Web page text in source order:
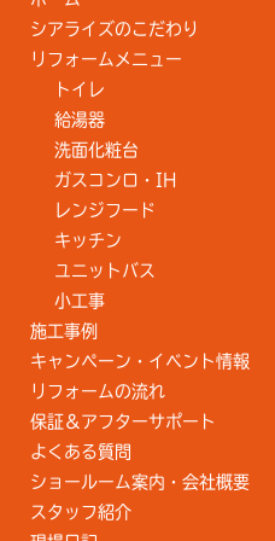
シアライズのこだわり
リフォームメニュー
トイレ
給湯器
洗面化粧台
ガスコンロ・IH
レンジフード
キッチン
ユニットバス
小工事
施工事例
キャンペーン・イベント情報
リフォームの流れ
保証＆アフターサポート
よくある質問
ショールーム案内・会社概要
スタッフ紹介